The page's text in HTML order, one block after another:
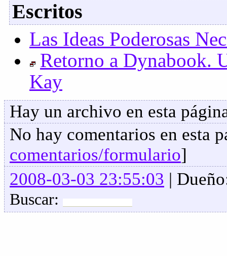
Escritos
Las Ideas Poderosas
Retorno a Dynabook.
Kay
Hay un archivo en esta
No hay comentarios en esta
comentarios/formulario]
2008-03-03 23:55:03 |
Buscar: